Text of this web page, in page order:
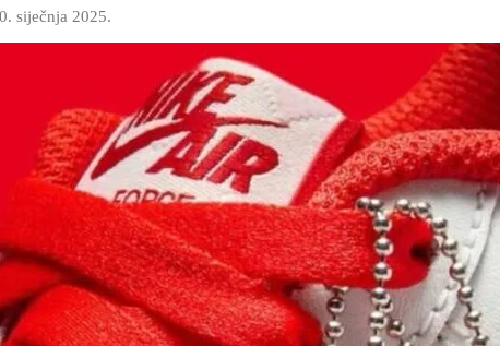
siječnja 2025.